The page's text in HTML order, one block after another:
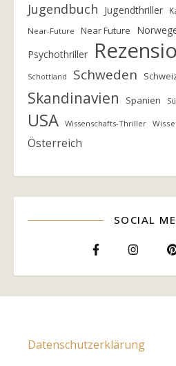
Jugendbuch Jugendthriller
Near-Future Near Future
Psychothriller
Schottland Schweden
Skandinavien Spanien
USA Wissenschafts-Thriller
Österreich
SOCIAL
Datenschutzerklärung